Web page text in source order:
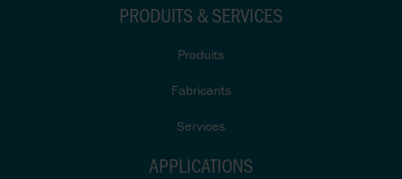
PRODUITS & SERVICES
Produits
Fabricants
Services
APPLICATIONS